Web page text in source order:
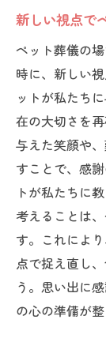
新しい視点で
ペット葬儀の
時に、新しい
ットが私たち
在の大切さを
与えた笑顔や
すことで、感
トが私たちに
考えることは
す。これによ
点で捉え直し
う。思い出に
の心の準備が整